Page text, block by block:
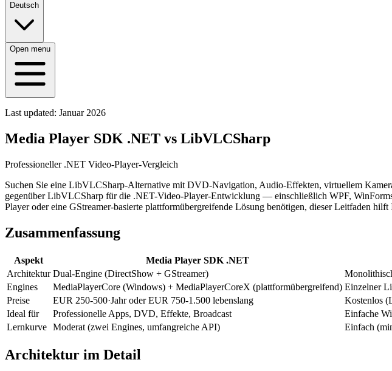
Deutsch
Open menu
Last updated: Januar 2026
Media Player SDK .NET vs LibVLCSharp
Professioneller .NET Video-Player-Vergleich
Suchen Sie eine LibVLCSharp-Alternative mit DVD-Navigation, Audio-Effekten, virtuellem
gegenüber LibVLCSharp für die .NET-Video-Player-Entwicklung — einschließlich WPF,
Player oder eine GStreamer-basierte plattformübergreifende Lösung benötigen, dieser Leitfaden
Zusammenfassung
Aspekt Media Player SDK .NET
Architektur Dual-Engine (DirectShow + GStreamer)
Engines
MediaPlayerCore (Windows) + MediaPlayerCoreX (plattformübergreifend) Einzelner
Preise
EUR 250-500·Jahr oder EUR 750-1.500 lebenslang
Kostenlos
Ideal für
Professionelle Apps, DVD, Effekte, Broadcast
Einfache
Lernkurve Moderat (zwei Engines, umfangreiche API) Einfach
Architektur im Detail